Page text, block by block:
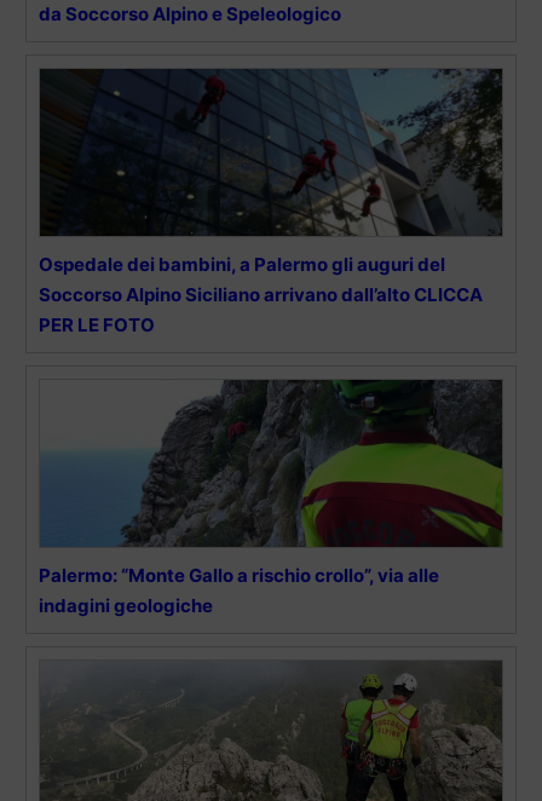
da Soccorso Alpino e Speleologico
Ospedale dei bambini, a Palermo gli auguri del
Soccorso Alpino Siciliano arrivano dall’alto CLICCA
PER LE FOTO
Palermo: “Monte Gallo a rischio crollo”, via alle
indagini geologiche